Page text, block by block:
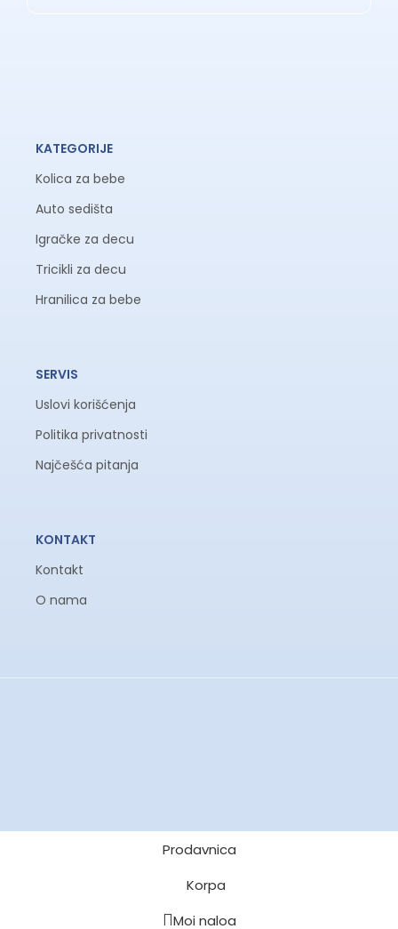
KATEGORIJE
Kolica za bebe
Auto sedišta
Igračke za decu
Tricikli za decu
Hranilica za bebe
SERVIS
Uslovi korišćenja
Politika privatnosti
Najčešća pitanja
KONTAKT
Kontakt
O nama
Prodavnica
Korpa
Moj nalog